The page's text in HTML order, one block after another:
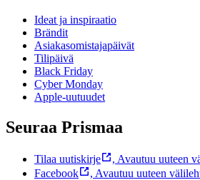
Ideat ja inspiraatio
Brändit
Asiakasomistajapäivät
Tilipäivä
Black Friday
Cyber Monday
Apple-uutuudet
Seuraa Prismaa
Tilaa uutiskirje , Avautuu uuteen
Facebook
, Avautuu uuteen